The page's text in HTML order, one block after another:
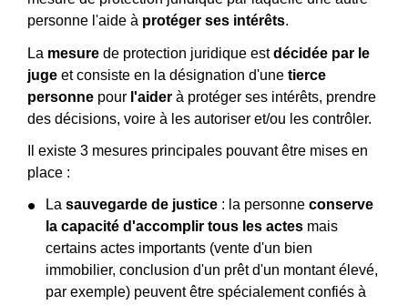
personne l'aide à protéger ses intérêts.
La mesure de protection juridique estdécidée par le
juge et consiste en la désignation d'une tierce
personne pour l'aider à protéger ses intérêts, prendre
des décisions, voire à les autoriser et/ou les contrôler.
Il existe 3 mesures principales pouvant être mises en
place :
La sauvegarde de justice : la personne conserve
la capacité d'accomplir tous les actes mais
certains actes importants (vente d'un bien
immobilier, conclusion d'un prêt d'un montant élevé,
par exemple) peuvent être spécialement confiés à